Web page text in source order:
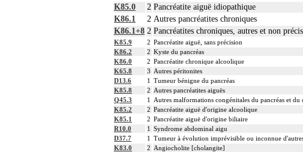
K85.0
2 Pancréatite aiguë idiopathique
K86.1
2 Autres pancréatites chroniques
K86.1+8 2 Pancréatites chroniques, autres et non
K85.9 2 Pancréatite aiguë, sans précision
K86.2
2 Kyste du pancréas
K86.0
2 Pancréatite chronique alcoolique
K65.8
3 Autres péritonites
D13.6
1 Tumeur bénigne du pancréas
K85.8
2 Autres pancréatites aiguës
Q45.3
1
Autres malformations congénitales du pancréas et du
K85.2
2 Pancréatite aiguë d'origine alcoolique
K85.1
2 Pancréatite aiguë d'origine biliaire
R10.0
1 Syndrome abdominal aigu
D37.7
1 Tumeur à évolution imprévisible ou inconnue
K83.0
2 Angiocholite [cholangite]